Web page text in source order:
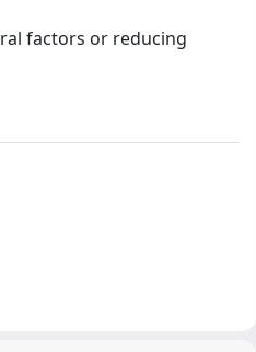
factors or reducing